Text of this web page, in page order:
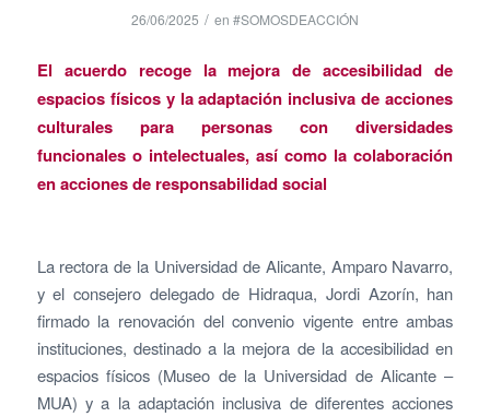
26/06/2025 / en #SOMOSDEACCIÓN
El acuerdo recoge la mejora de accesibilidad de
espacios físicos y la adaptación inclusiva de acciones
culturales para personas con diversidades
funcionales o intelectuales, así como la colaboración
en acciones de responsabilidad social
La rectora de la Universidad de Alicante, Amparo Navarro,
y el consejero delegado de Hidraqua, Jordi Azorín, han
firmado la renovación del convenio vigente entre ambas
instituciones, destinado a la mejora de la accesibilidad en
espacios físicos (Museo de la Universidad de Alicante –
MUA) y a la adaptación inclusiva de diferentes acciones